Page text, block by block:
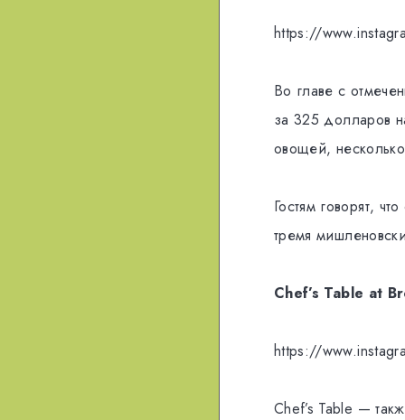
https://
Во главе с
за 325 долларов
овощей,
Гостям говорят,
тремя
Chef’s Table at
https://
Chef’s Table —